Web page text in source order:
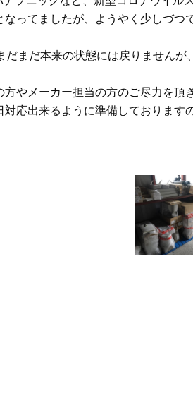
ってましたが、ようやく少しづつ
まだ本来の状態には戻りませんが
やメーカー担当の方のご尽力を頂
応出来るように準備しております